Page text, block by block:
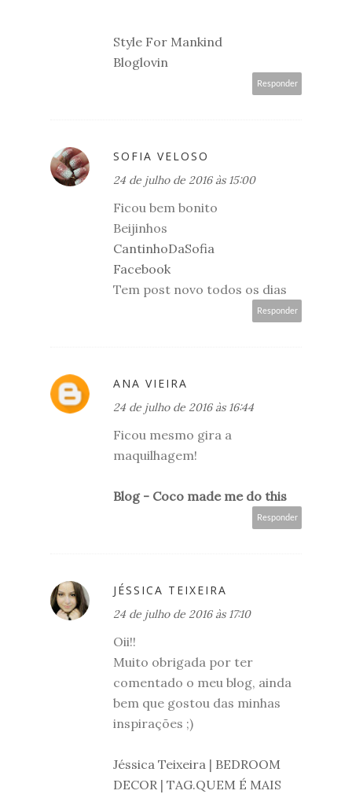
Style For Mankind
Bloglovin
Responder
SOFIA VELOSO
24 de julho de 2016 às 15:00
Ficou bem bonito
Beijinhos
CantinhoDaSofia
Facebook
Tem post novo todos os dias
Responder
ANA VIEIRA
24 de julho de 2016 às 16:44
Ficou mesmo gira a
maquilhagem!
Blog - Coco made me do this
Responder
JÉSSICA TEIXEIRA
24 de julho de 2016 às 17:10
Oii!!
Muito obrigada por ter
comentado o meu blog, ainda
bem que gostou das minhas
inspirações ;)
Jéssica Teixeira | BEDROOM
DECOR | TAG.QUEM É MAIS